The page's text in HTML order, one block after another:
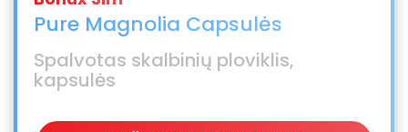
Pure Magnolia Capsulės
Spalvotas skalbinių ploviklis,
kapsulės